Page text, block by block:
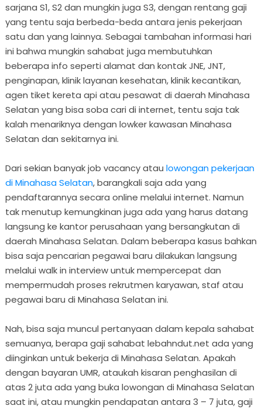
sarjana S1, S2 dan mungkin juga S3, dengan rentang gaji
yang tentu saja berbeda-beda antara jenis pekerjaan
satu dan yang lainnya. Sebagai tambahan informasi hari
ini bahwa mungkin sahabat juga membutuhkan
beberapa info seperti alamat dan kontak JNE, JNT,
penginapan, klinik layanan kesehatan, klinik kecantikan,
agen tiket kereta api atau pesawat di daerah Minahasa
Selatan yang bisa soba cari di internet, tentu saja tak
kalah menariknya dengan lowker kawasan Minahasa
Selatan dan sekitarnya ini.
Dari sekian banyak job vacancy atau lowongan pekerjaan
di Minahasa Selatan, barangkali saja ada yang
pendaftarannya secara online melalui internet. Namun
tak menutup kemungkinan juga ada yang harus datang
langsung ke kantor perusahaan yang bersangkutan di
daerah Minahasa Selatan. Dalam beberapa kasus bahkan
bisa saja pencarian pegawai baru dilakukan langsung
melalui walk in interview untuk mempercepat dan
mempermudah proses rekrutmen karyawan, staf atau
pegawai baru di Minahasa Selatan ini.
Nah, bisa saja muncul pertanyaan dalam kepala sahabat
semuanya, berapa gaji sahabat lebahndut.net ada yang
diinginkan untuk bekerja di Minahasa Selatan. Apakah
dengan bayaran UMR, ataukah kisaran penghasilan di
atas 2 juta ada yang buka lowongan di Minahasa Selatan
saat ini, atau mungkin pendapatan antara 3 – 7 juta, gaji